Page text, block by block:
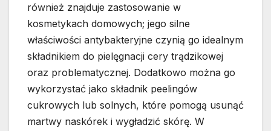
również znajduje zastosowanie w
kosmetykach domowych; jego silne
właściwości antybakteryjne czynią go idealnym
składnikiem do pielęgnacji cery trądzikowej
oraz problematycznej. Dodatkowo można go
wykorzystać jako składnik peelingów
cukrowych lub solnych, które pomogą usunąć
martwy naskórek i wygładzić skórę. W